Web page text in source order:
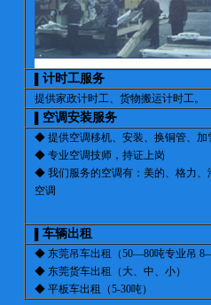
计时工服务
提供家政计时工、货物搬运计时工。
空调安装服务
◆ 提供空调移机、安装、换铜管、加
◆ 专业空调技师，持证上岗
◆ 我们服务的空调有：美的、格力、
空调
车辆出租
◆ 东莞吊车出租（50—80吨专业吊
◆ 东莞货车出租（大、中、小）
◆ 平板车出租（5-30吨）